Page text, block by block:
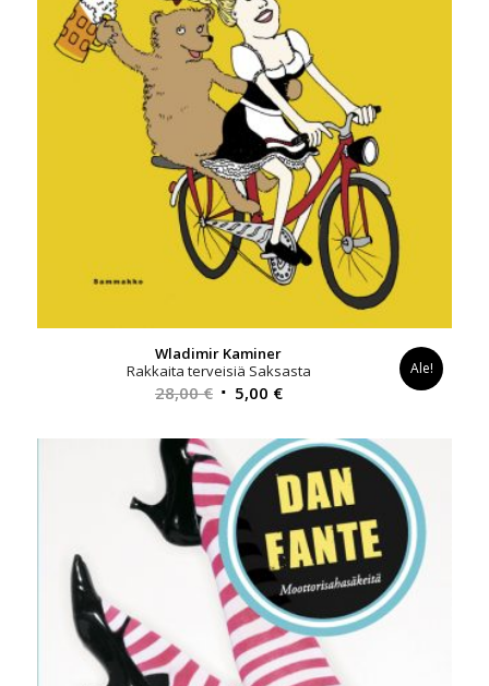
Wladimir Kaminer
Rakkaita terveisiä Saksasta
28,00€ Alkuperäinen
28,00 €.
5,00 €Nykyinen
on:
5,00 €.
Ale!